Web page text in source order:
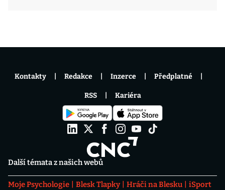
Další témata z našich webů
Moje Psychologie Blesk Tlapky Hráči na Blesku
iSport
Kontakty Redakce Inzerce Předplatné
RSS Kariéra